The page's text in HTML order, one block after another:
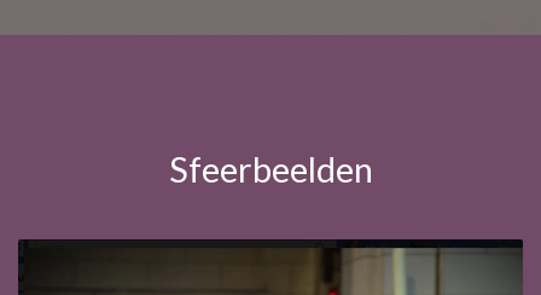
Sfeerbeelden